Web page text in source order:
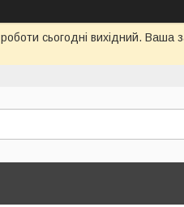
сьогодні вихідний.